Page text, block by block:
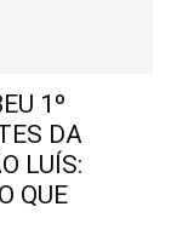
1º
DA
LUÍS:
QUE